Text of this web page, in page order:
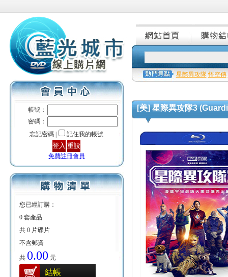
帳號：
密碼：
忘記密碼 |
記住我的帳號
免費註冊會員
您已經訂購：
0 套產品
共 0 片碟片
不含郵資
共 0.00 元
結帳
星際異攻隊 悟空傳
[美] 星際異攻隊3